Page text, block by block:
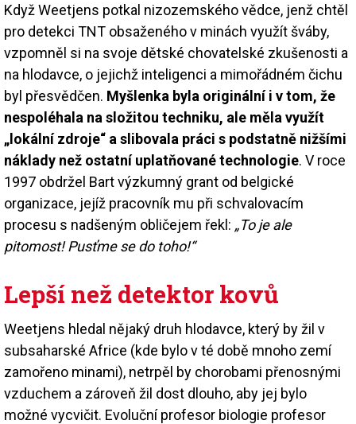
Když Weetjens potkal nizozemského vědce, jenž chtěl
pro detekci TNT obsaženého v minách využít šváby,
vzpomněl si na svoje dětské chovatelské zkušenosti a
na hlodavce, o jejichž inteligenci a mimořádném čichu
byl přesvědčen. Myšlenka byla originální i v tom, že
nespoléhala na složitou techniku, ale měla využít
„lokální zdroje“ a slibovala práci s podstatně nižšími
náklady než ostatní uplatňované technologie. V roce
1997 obdržel Bart výzkumný grant od belgické
organizace, jejíž pracovník mu při schvalovacím
procesu s nadšeným obličejem řekl: „To je ale
pitomost! Pusťme se do toho!“
Lepší než detektor kovů
Weetjens hledal nějaký druh hlodavce, který by žil v
subsaharské Africe (kde bylo v té době mnoho zemí
zamořeno minami), netrpěl by chorobami přenosnými
vzduchem a zároveň žil dost dlouho, aby jej bylo
možné vycvičit. Evoluční profesor biologie profesor